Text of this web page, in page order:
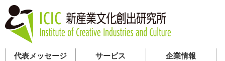
代表メッセージ サービス 企業情報